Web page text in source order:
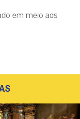
em meio aos